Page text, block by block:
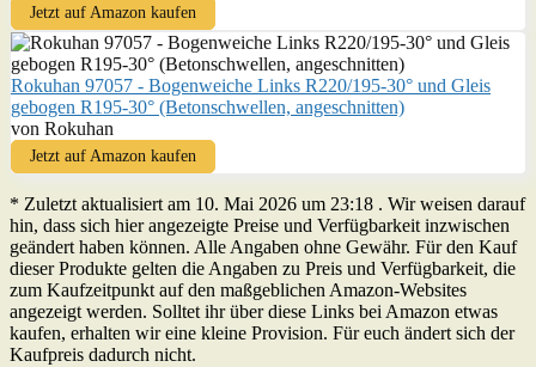
Jetzt auf Amazon kaufen
Rokuhan 97057 - Bogenweiche Links R220/195-30° und Gleis
gebogen R195-30° (Betonschwellen, angeschnitten)
von Rokuhan
Jetzt auf Amazon kaufen
* Zuletzt aktualisiert am 10. Mai 2026 um 23:18 . Wir weisen darauf
hin, dass sich hier angezeigte Preise und Verfügbarkeit inzwischen
geändert haben können. Alle Angaben ohne Gewähr. Für den Kauf
dieser Produkte gelten die Angaben zu Preis und Verfügbarkeit, die
zum Kaufzeitpunkt auf den maßgeblichen Amazon-Websites
angezeigt werden. Solltet ihr über diese Links bei Amazon etwas
kaufen, erhalten wir eine kleine Provision. Für euch ändert sich der
Kaufpreis dadurch nicht.